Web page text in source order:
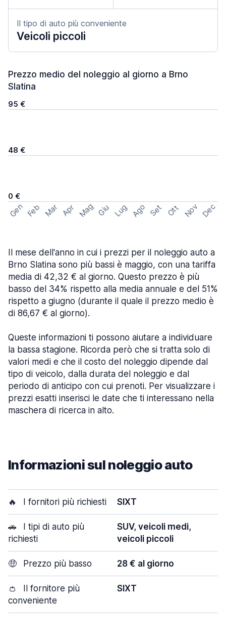
Il tipo di auto più conveniente
Veicoli piccoli
Prezzo medio del noleggio al giorno a Brno
Slatina
95 €
48 €
0 €
Gen Feb Mar Apr Mag Giu Lug Ago Set Ott Nov Dec
Il mese dell'anno in cui i prezzi per il noleggio auto a
Brno Slatina sono più bassi è maggio, con una tariffa
media di 42,32 € al giorno. Questo prezzo è più
basso del 34% rispetto alla media annuale e del 51%
rispetto a giugno (durante il quale il prezzo medio è
di 86,67 € al giorno).
Queste informazioni ti possono aiutare a individuare
la bassa stagione. Ricorda però che si tratta solo di
valori medi e che il costo del noleggio dipende dal
tipo di veicolo, dalla durata del noleggio e dal
periodo di anticipo con cui prenoti. Per visualizzare i
prezzi esatti inserisci le date che ti interessano nella
maschera di ricerca in alto.
Informazioni sul noleggio auto
🔥 I fornitori più richiesti SIXT
🚗
I tipi di auto più
richiesti
SUV, veicoli medi,
veicoli piccoli
🤑 Prezzo più basso 28 € al giorno
👛
Il fornitore più
conveniente
SIXT